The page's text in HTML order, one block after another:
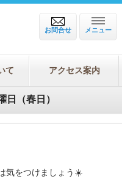
メニュー
お問合せ
て アクセス案内
（春日）
気をつけましょう☀️